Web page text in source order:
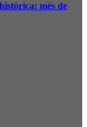
més de